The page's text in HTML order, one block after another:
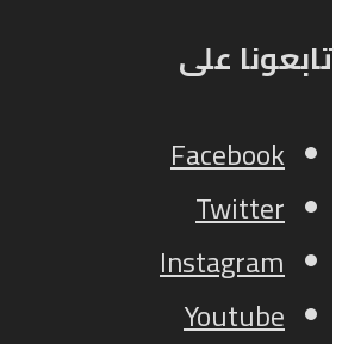
تابعونا على
Facebook
Twitter
Instagram
Youtube